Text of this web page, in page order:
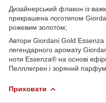
Дизайнерський флакон із
прикрашена логотипом
рожевим золотом;
Автори Giordani Gold
легендарного аромату
ноти Essenza® на основі
Пелллегрен і зоряний
Приховати